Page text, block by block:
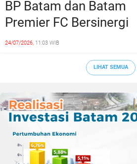
BP Batam dan Batam
Premier FC Bersinergi
Cetak Generasi Emas
24/07/2026, 11:03 WIB
LIHAT SEMUA